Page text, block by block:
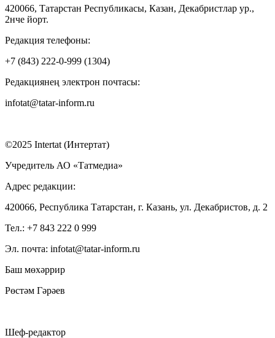
420066, Татарстан Республикасы, Казан, Декабристлар ур.,
2нче йорт.
Редакция телефоны:
+7 (843) 222-0-999 (1304)
Редакциянең электрон почтасы:
infotat@tatar-inform.ru
©2025 Intertat (Интертат)
Учредитель АО «Татмедиа»
Адрес редакции:
420066, Республика Татарстан, г. Казань, ул. Декабристов, д. 2
Тел.: +7 843 222 0 999
Эл. почта: infotat@tatar-inform.ru
Баш мөхәррир
Рөстәм Гәрәев
Шеф-редактор